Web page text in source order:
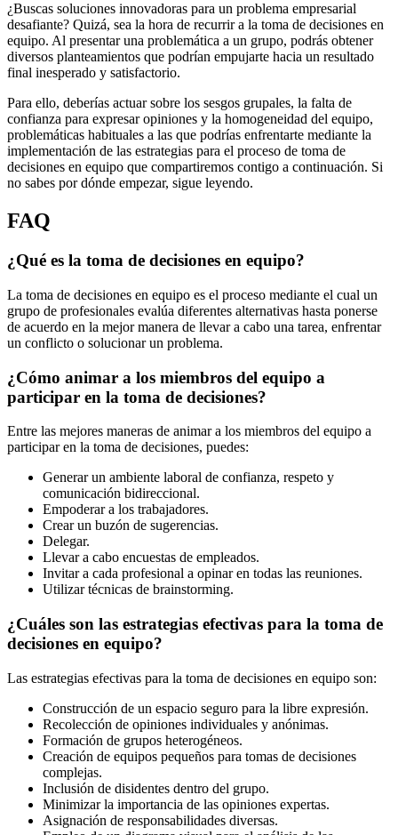
¿Buscas soluciones innovadoras para un problema empresarial
desafiante? Quizá, sea la hora de recurrir a la toma de decisiones en
equipo. Al presentar una problemática a un grupo, podrás obtener
diversos planteamientos que podrían empujarte hacia un resultado
final inesperado y satisfactorio.
Para ello, deberías actuar sobre los sesgos grupales, la falta de
confianza para expresar opiniones y la homogeneidad del equipo,
problemáticas habituales a las que podrías enfrentarte mediante la
implementación de las estrategias para el proceso de toma de
decisiones en equipo que compartiremos contigo a continuación. Si
no sabes por dónde empezar, sigue leyendo.
FAQ
¿Qué es la toma de decisiones en equipo?
La toma de decisiones en equipo es el proceso mediante el cual un
grupo de profesionales evalúa diferentes alternativas hasta ponerse
de acuerdo en la mejor manera de llevar a cabo una tarea, enfrentar
un conflicto o solucionar un problema.
¿Cómo animar a los miembros del equipo a
participar en la toma de decisiones?
Entre las mejores maneras de animar a los miembros del equipo a
participar en la toma de decisiones, puedes:
Generar un ambiente laboral de confianza, respeto y
comunicación bidireccional.
Empoderar a los trabajadores.
Crear un buzón de sugerencias.
Delegar.
Llevar a cabo encuestas de empleados.
Invitar a cada profesional a opinar en todas las reuniones.
Utilizar técnicas de brainstorming.
¿Cuáles son las estrategias efectivas para la toma de
decisiones en equipo?
Las estrategias efectivas para la toma de decisiones en equipo son:
Construcción de un espacio seguro para la libre expresión.
Recolección de opiniones individuales y anónimas.
Formación de grupos heterogéneos.
Creación de equipos pequeños para tomas de decisiones
complejas.
Inclusión de disidentes dentro del grupo.
Minimizar la importancia de las opiniones expertas.
Asignación de responsabilidades diversas.